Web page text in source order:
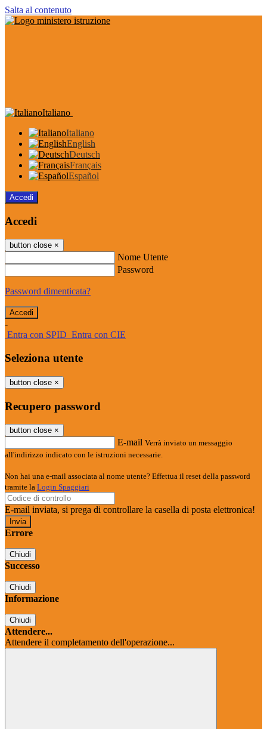
Salta al contenuto
Italiano
Italiano
English
Deutsch
Français
Español
Accedi
Accedi
button close ×
Nome Utente
Password
Password dimenticata?
-
Entra con SPID Entra con CIE
Seleziona utente
button close ×
Recupero password
button close ×
E-mail Verrà inviato un messaggio
all'indirizzo indicato con le istruzioni necessarie.
Non hai una e-mail associata al nome utente? Effettua il reset della password
tramite la Login Spaggiari
E-mail inviata, si prega di controllare la casella di posta elettronica!
Errore
Chiudi
Successo
Chiudi
Informazione
Chiudi
Attendere...
Attendere il completamento dell'operazione...